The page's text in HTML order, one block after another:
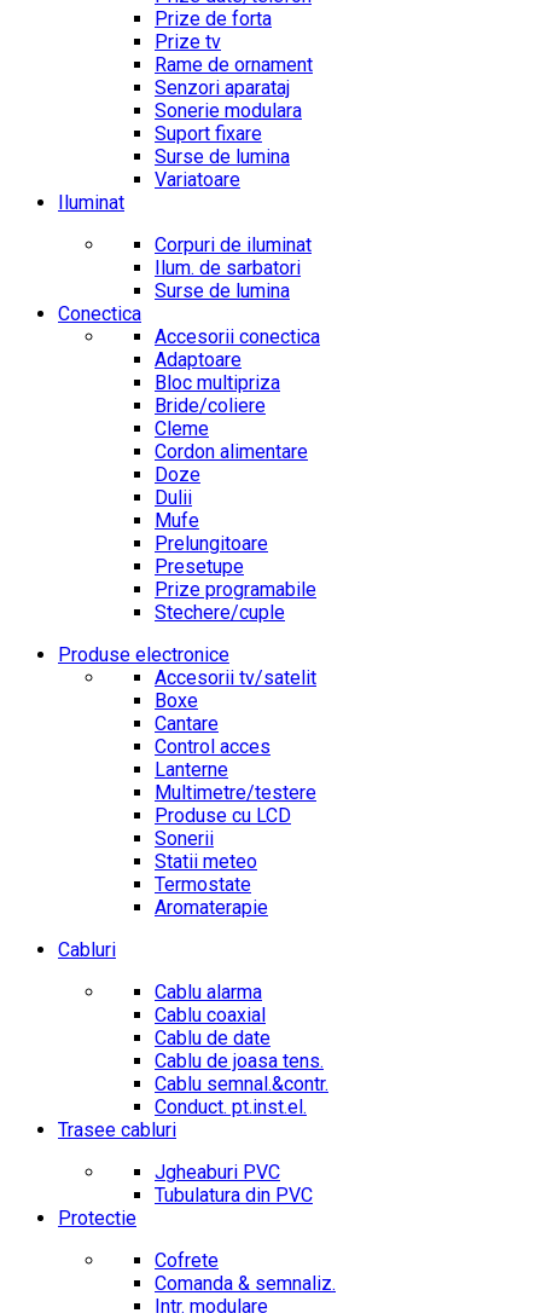
Prize de forta
Prize tv
Rame de ornament
Senzori aparataj
Sonerie modulara
Suport fixare
Surse de lumina
Variatoare
Iluminat
Corpuri de iluminat
Ilum. de sarbatori
Surse de lumina
Conectica
Accesorii conectica
Adaptoare
Bloc multipriza
Bride/coliere
Cleme
Cordon alimentare
Doze
Dulii
Mufe
Prelungitoare
Presetupe
Prize programabile
Stechere/cuple
Produse electronice
Accesorii tv/satelit
Boxe
Cantare
Control acces
Lanterne
Multimetre/testere
Produse cu LCD
Sonerii
Statii meteo
Termostate
Aromaterapie
Cabluri
Cablu alarma
Cablu coaxial
Cablu de date
Cablu de joasa tens.
Cablu semnal.&contr.
Conduct. pt.inst.el.
Trasee cabluri
Jgheaburi PVC
Tubulatura din PVC
Protectie
Cofrete
Comanda & semnaliz.
Intr. modulare